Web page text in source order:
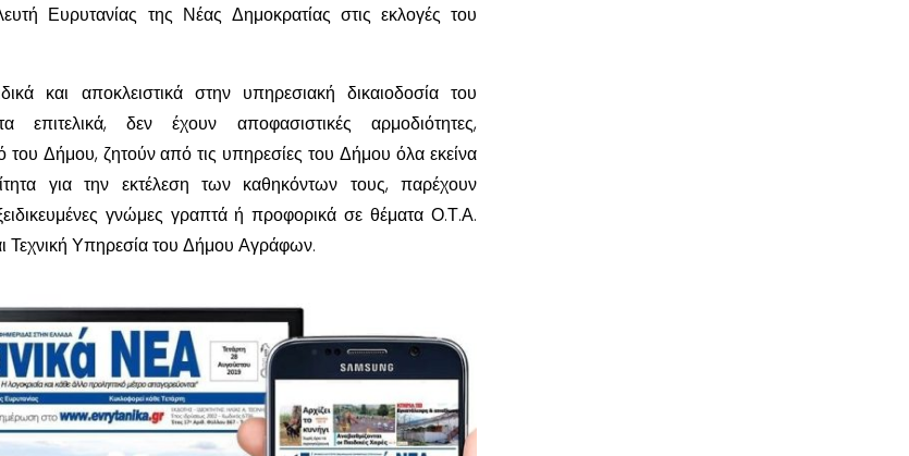
Ευρυτανίας της Νέας Δημοκρατίας στις εκλογές του
και αποκλειστικά στην υπηρεσιακή δικαιοδοσία του
επιτελικά, δεν έχουν αποφασιστικές αρμοδιότητες,
Δήμου, ζητούν από τις υπηρεσίες του Δήμου όλα εκείνα
για την εκτέλεση των καθηκόντων τους, παρέχουν
γνώμες γραπτά ή προφορικά σε θέματα Ο.Τ.Α.
Τεχνική Υπηρεσία του Δήμου Αγράφων.